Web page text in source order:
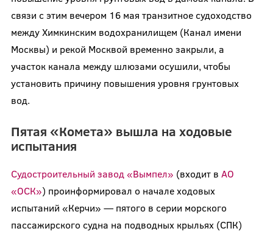
связи с этим вечером 16 мая транзитное судоходство
между Химкинским водохранилищем (Канал имени
Москвы) и рекой Москвой временно закрыли, а
участок канала между шлюзами осушили, чтобы
установить причину повышения уровня грунтовых
вод.
Пятая «Комета» вышла на ходовые
испытания
Судостроительный завод «Вымпел» (входит в АО
«ОСК») проинформировал о начале ходовых
испытаний «Керчи» — пятого в серии морского
пассажирского судна на подводных крыльях (СПК)